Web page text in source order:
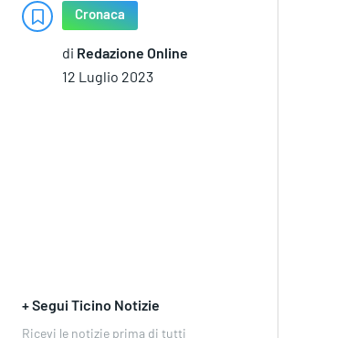
Cronaca
di Redazione Online
12 Luglio 2023
+ Segui Ticino Notizie
Ricevi le notizie prima di tutti